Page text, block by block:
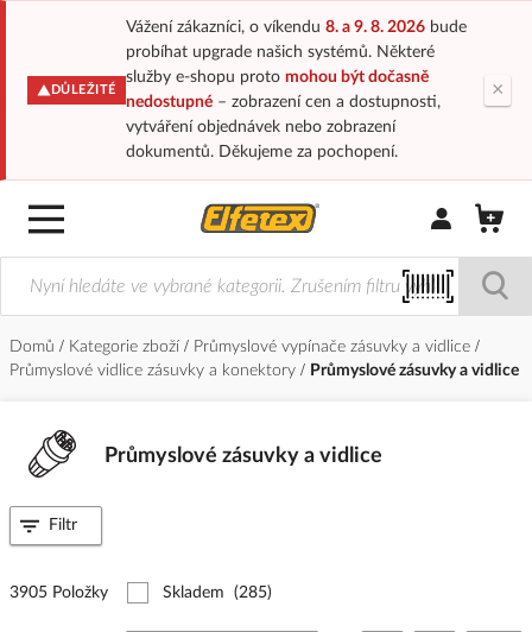
DŮLEŽITÉ
Vážení zákazníci, o víkendu 8. a 9. 8. 2026bude
probíhat upgrade našich systémů. Některé
služby e-shopu proto mohou být dočasně
nedostupné– zobrazení cen a dostupnosti,
vytváření objednávek nebo zobrazení
dokumentů. Děkujeme za pochopení.
×
Přihlásit/
Domů Kategorie zboží
Průmyslové vypínače zásuvky a vidlice
Průmyslové vidlice zásuvky a konektory
Průmyslové zásuvky a vidlice
Průmyslové zásuvky a vidlice
3905 Položky Skladem (285)
Filtr